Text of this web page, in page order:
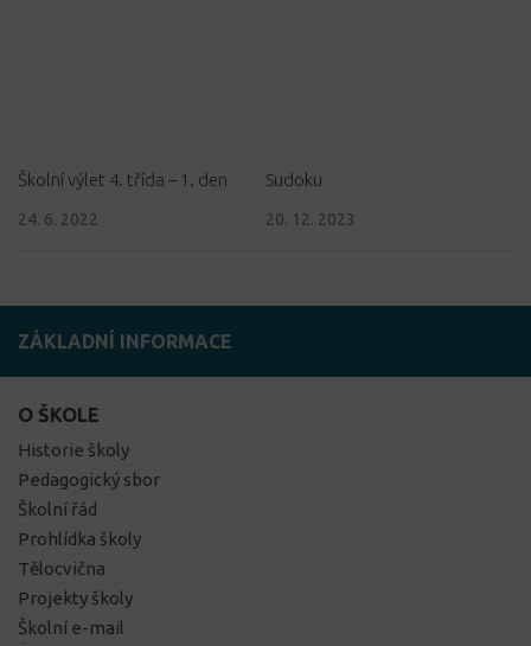
Školní výlet 4. třída – 1. den
24. 6. 2022
Sudoku
20. 12. 2023
ZÁKLADNÍ INFORMACE
O ŠKOLE
Historie školy
Pedagogický sbor
Školní řád
Prohlídka školy
Tělocvična
Projekty školy
Školní e-mail